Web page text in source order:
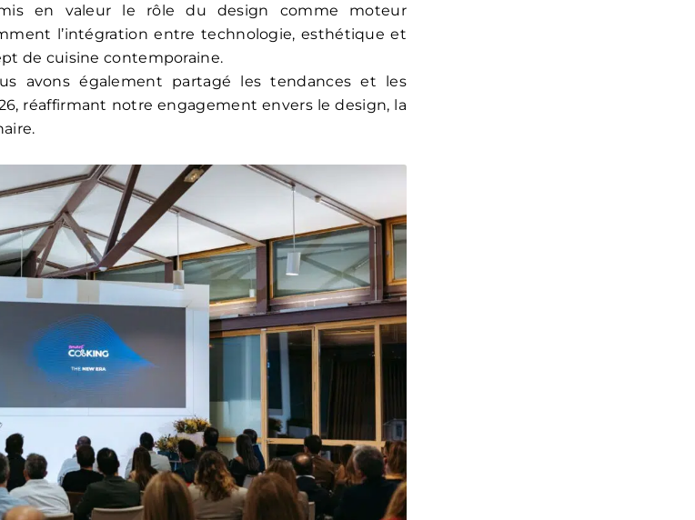
en valeur le rôle du design comme moteur
l’intégration entre technologie, esthétique et
de cuisine contemporaine.
avons également partagé les tendances et les
réaffirmant notre engagement envers le design, la